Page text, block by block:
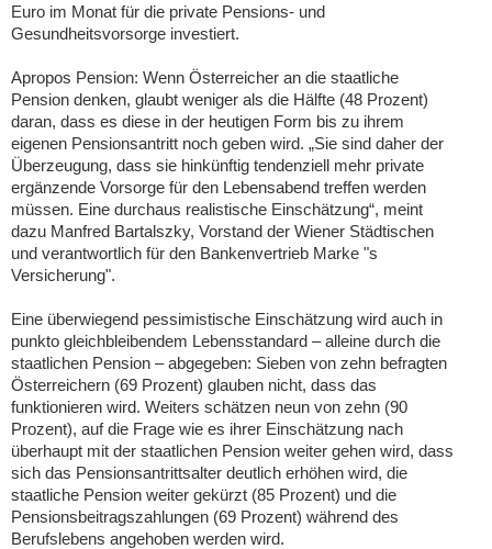
Euro im Monat für die private Pensions- und
Gesundheitsvorsorge investiert.
Apropos Pension: Wenn Österreicher an die staatliche
Pension denken, glaubt weniger als die Hälfte (48 Prozent)
daran, dass es diese in der heutigen Form bis zu ihrem
eigenen Pensionsantritt noch geben wird. „Sie sind daher der
Überzeugung, dass sie hinkünftig tendenziell mehr private
ergänzende Vorsorge für den Lebensabend treffen werden
müssen. Eine durchaus realistische Einschätzung“, meint
dazu Manfred Bartalszky, Vorstand der Wiener Städtischen
und verantwortlich für den Bankenvertrieb Marke "s
Versicherung".
Eine überwiegend pessimistische Einschätzung wird auch in
punkto gleichbleibendem Lebensstandard – alleine durch die
staatlichen Pension – abgegeben: Sieben von zehn befragten
Österreichern (69 Prozent) glauben nicht, dass das
funktionieren wird. Weiters schätzen neun von zehn (90
Prozent), auf die Frage wie es ihrer Einschätzung nach
überhaupt mit der staatlichen Pension weiter gehen wird, dass
sich das Pensionsantrittsalter deutlich erhöhen wird, die
staatliche Pension weiter gekürzt (85 Prozent) und die
Pensionsbeitragszahlungen (69 Prozent) während des
Berufslebens angehoben werden wird.